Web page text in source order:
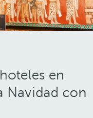
en
Navidad con